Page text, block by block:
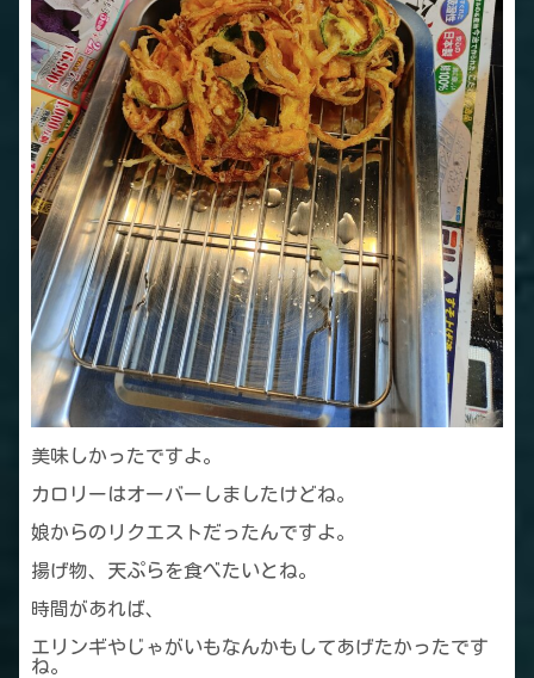
美味しかったですよ。
カロリーはオーバーしましたけどね。
娘からのリクエストだったんですよ。
揚げ物、天ぷらを食べたいとね。
時間があれば、
エリンギやじゃがいもなんかもしてあげたかったです
ね。